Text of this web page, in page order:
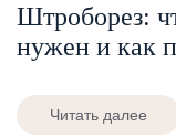
Штроборез:
нужен и как
Читать далее